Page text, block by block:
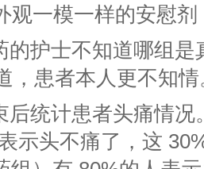
观一模一样的安慰
的护士不知道哪组是
，患者本人更不知情
后统计患者头痛情况
示头不痛了，这